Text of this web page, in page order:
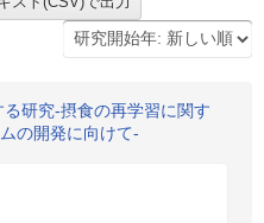
研究-摂食の再学習に関す
の開発に向けて-